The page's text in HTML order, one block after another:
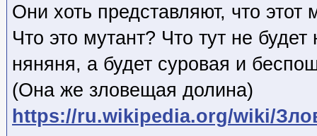
Они хоть представляют, что
Что это мутант? Что тут не
няняня, а будет суровая и
(Она же зловещая долина)
https://ru.wikipedia.org/wiki/